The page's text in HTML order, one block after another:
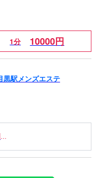
1分 10000円
黒駅メンズエステ